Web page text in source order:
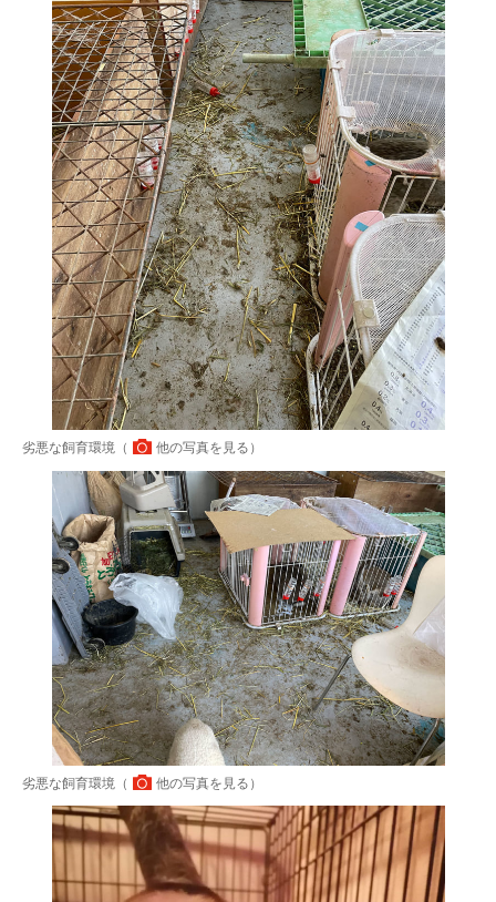
劣悪な飼育環境（ 他の写真を見る ）
劣悪な飼育環境（ 他の写真を見る ）